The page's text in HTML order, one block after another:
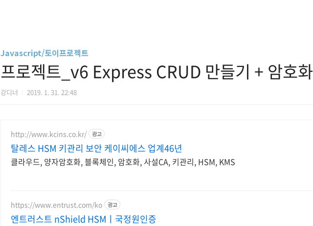
Javascript/토이프로젝트
프로젝트_v6 Express CRUD 만들기 + 암호화
강디너 2019. 1. 31. 22:48
http://www.kcins.co.kr/ 광고
탈레스 HSM 키관리 보안 케이씨에스 업계46년
클라우드, 양자암호화, 블록체인, 암호화, 사설CA, 키관리, HSM, KMS
https://www.entrust.com/ko 광고
엔트러스트 nShield HSMㅣ국정원인증